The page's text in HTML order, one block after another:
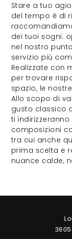
Stare a tuo
del tempo è di
dei tuoi sogni:
nel nostro
servizio più
Realizzate con
per trovare
spazio, le
Allo scopo di
gusto classico
ti
composizioni
tra cui anche
prima scelta e
nuance calde,